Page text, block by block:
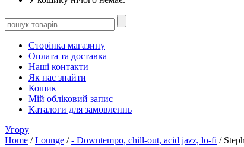
Сторінка магазину
Оплата та доставка
Наші контакти
Як нас знайти
Кошик
Мій обліковий запис
Каталоги для замовленнь
Угору
Home /Lounge /- Downtempo, chill-out, acid jazz, lo-fi /